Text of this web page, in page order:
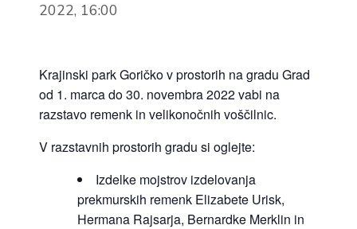
2022, 16:00
Krajinski park Goričko v prostorih na gradu Grad
od 1. marca do 30. novembra 2022 vabi na
razstavo remenk in velikonočnih voščilnic.
V razstavnih prostorih gradu si oglejte:
Izdelke mojstrov izdelovanja
prekmurskih remenk Elizabete Urisk,
Hermana Rajsarja, Bernardke Merklin in